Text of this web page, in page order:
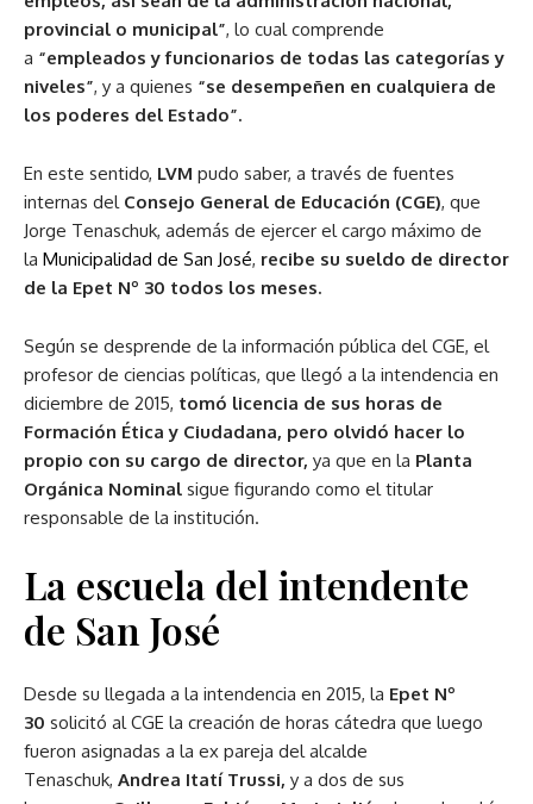
provincial o municipal”, lo cual comprende
a “empleados y funcionarios de todas las categorías y
niveles”, y a quienes “se desempeñen en cualquiera de
los poderes del Estado”.
En este sentido, LVM pudo saber, a través de fuentes
internas del Consejo General de Educación (CGE), que
Jorge Tenaschuk, además de ejercer el cargo máximo de
la Municipalidad de San José, recibe su sueldo de director
de la Epet Nº 30 todos los meses.
Según se desprende de la información pública del CGE, el
profesor de ciencias políticas, que llegó a la intendencia en
diciembre de 2015, tomó licencia de sus horas de
Formación Ética y Ciudadana, pero olvidó hacer lo
propio con su cargo de director, ya que en la Planta
Orgánica Nominal sigue figurando como el titular
responsable de la institución.
La escuela del intendente
de San José
Desde su llegada a la intendencia en 2015, la Epet Nº
30 solicitó al CGE la creación de horas cátedra que luego
fueron asignadas a la ex pareja del alcalde
Tenaschuk, Andrea Itatí Trussi, y a dos de sus